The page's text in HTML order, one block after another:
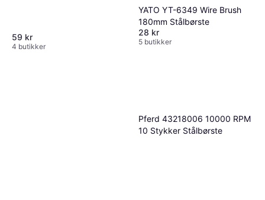
59 kr
4 butikker
YATO YT-6349 Wire Brush
180mm Stålbørste
28 kr
5 butikker
Pferd 43218006 10000 RPM
10 Stykker Stålbørste